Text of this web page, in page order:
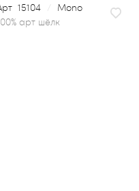
15104
Mono
100% арт шёлк